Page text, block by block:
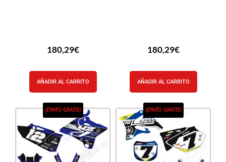
180,29€
AÑADIR AL CARRITO
180,29€
AÑADIR AL CARRITO
¡ENVÍO GRATIS! ¡ENVÍO GRATIS!